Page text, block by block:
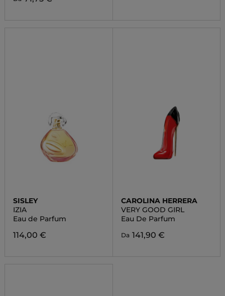
SISLEY
IZIA
Eau de Parfum
114,00 €
CAROLINA HERRERA
VERY GOOD GIRL
Eau De Parfum
Da 141,90 €